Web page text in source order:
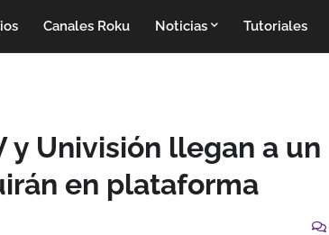
Canales Roku Noticias Tutoriales
y Univisión llegan a un
en plataforma